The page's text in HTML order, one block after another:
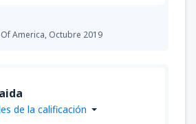
America, Octubre 2019
de la calificación